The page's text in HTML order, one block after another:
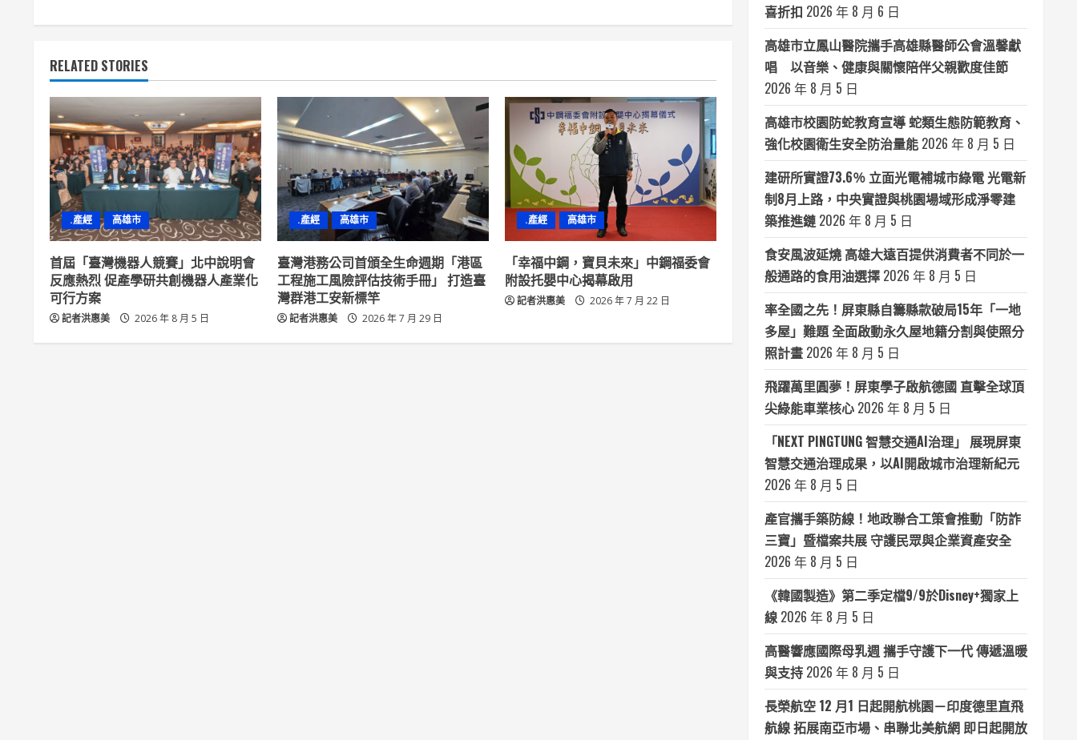
i
n
u
e
R
e
a
d
i
RELATED STORIES
.產經 高雄市
首屆「臺灣機器人競賽」北中說明會
反應熱烈 促產學研共創機器人產業化
可行方案
記者洪惠美 2026 年 8 月 5 日
.產經 高雄市
臺灣港務公司首頒全生命週期「港區
工程施工風險評估技術手冊」 打造臺
灣群港工安新標竿
記者洪惠美 2026 年 7 月 29 日
.產經 高雄市
「幸福中鋼，寶貝未來」中鋼福委會
附設托嬰中心揭幕啟用
記者洪惠美 2026 年 7 月 22 日
喜折扣 2026 年 8 月 6 日
高雄市立鳳山醫院攜手高雄縣醫師公會溫馨獻
唱 以音樂、健康與關懷陪伴父親歡度佳節
2026 年 8 月 5 日
高雄市校園防蛇教育宣導 蛇類生態防範教育、
強化校園衛生安全防治量能 2026 年 8 月 5 日
建研所實證73.6％ 立面光電補城市綠電 光電新
制8月上路，中央實證與桃園場域形成淨零建
築推進鏈 2026 年 8 月 5 日
食安風波延燒 高雄大遠百提供消費者不同於一
般通路的食用油選擇 2026 年 8 月 5 日
率全國之先！屏東縣自籌縣款破局15年「一地
多屋」難題 全面啟動永久屋地籍分割與使照分
照計畫 2026 年 8 月 5 日
飛躍萬里圓夢！屏東學子啟航德國 直擊全球頂
尖綠能車業核心 2026 年 8 月 5 日
「NEXT PINGTUNG 智慧交通AI治理」 展現屏東
智慧交通治理成果，以AI開啟城市治理新紀元
2026 年 8 月 5 日
產官攜手築防線！地政聯合工策會推動「防詐
三寶」暨檔案共展 守護民眾與企業資產安全
2026 年 8 月 5 日
《韓國製造》第二季定檔9/9於Disney+獨家上
線 2026 年 8 月 5 日
高醫響應國際母乳週 攜手守護下一代 傳遞溫暖
與支持 2026 年 8 月 5 日
長榮航空 12 月1 日起開航桃園－印度德里直飛
航線 拓展南亞市場、串聯北美航網 即日起開放